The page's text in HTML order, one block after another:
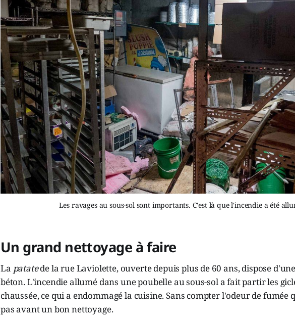
Les ravages au sous-sol sont importants. C'est là que l'incendie a été
Un grand nettoyage à faire
La patatede la rue Laviolette, ouverte depuis plus de 60 ans, dispose
béton. L'incendie allumé dans une poubelle au sous-sol a fait partir les
chaussée, ce qui a endommagé la cuisine. Sans compter l'odeur de
pas avant un bon nettoyage.